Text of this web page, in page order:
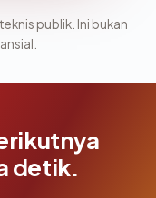
publik. Ini bukan
detik.